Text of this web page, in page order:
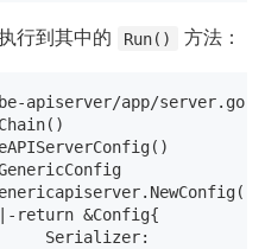
行到其中的 Run() 方法：
apiserver/app/server.go
&Config{